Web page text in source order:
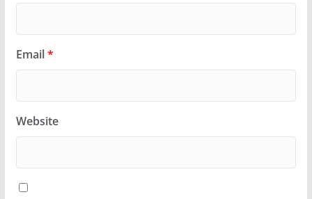
Email*
Website